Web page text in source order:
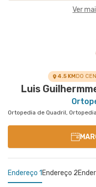
Ver
4.5 KMDO
Luis
Endereço 1 Endereço 2